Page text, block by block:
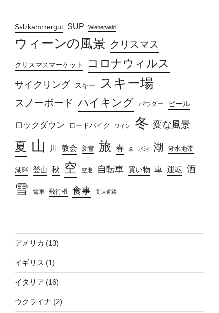
Salzkammergut SUP Wienerwald
ウィーンの風景 クリスマス
クリスマスマーケット コロナウィルス
サイクリング スキー スキー場
スノーボード ハイキング パウダー ビール
ロックダウン ロードバイク ワイン 冬 変な風景
夏 山 川 教会 新雪 旅 春 森 氷河 湖 湖水地帯
湖畔 登山 秋 空 空港 自転車 買い物 車 運転 酒
雪 電車 飛行機 食事 高速道路
アメリカ (13)
イギリス (1)
イタリア (16)
ウクライナ (2)